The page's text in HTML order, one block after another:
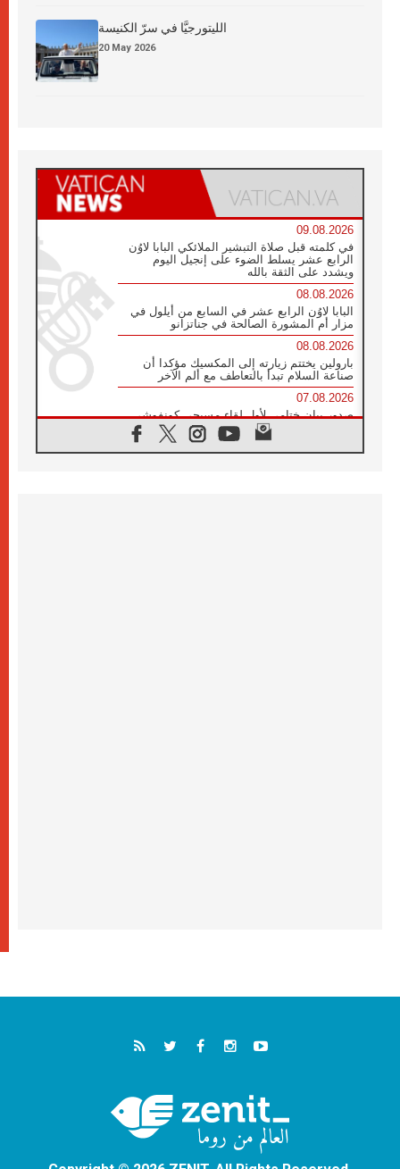
الليتورجيَّا في سرّ الكنيسة
20 May 2026
09.08.2026
في كلمته قبل صلاة التبشير الملائكي البابا لاوُن
الرابع عشر يسلط الضوء على إنجيل اليوم
ويشدد على الثقة بالله
08.08.2026
البابا لاوُن الرابع عشر في السابع من أيلول في
مزار أم المشورة الصالحة في جناتزانو
08.08.2026
بارولين يختتم زيارته إلى المكسيك مؤكدا أن
صناعة السلام تبدأ بالتعاطف مع ألم الآخر
07.08.2026
صدور بيان ختامي لأول لقاء مسيحي كونفوشي
بمشاركة الدائرة الفاتيكانية للحوار بين الأديان
07.08.2026